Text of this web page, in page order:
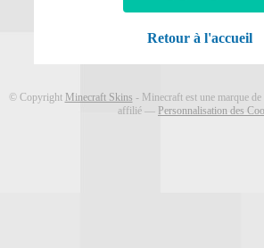
Retour à l'accueil
© Copyright Minecraft Skins - Minecraft est une marque
affilié ― Personnalisation des